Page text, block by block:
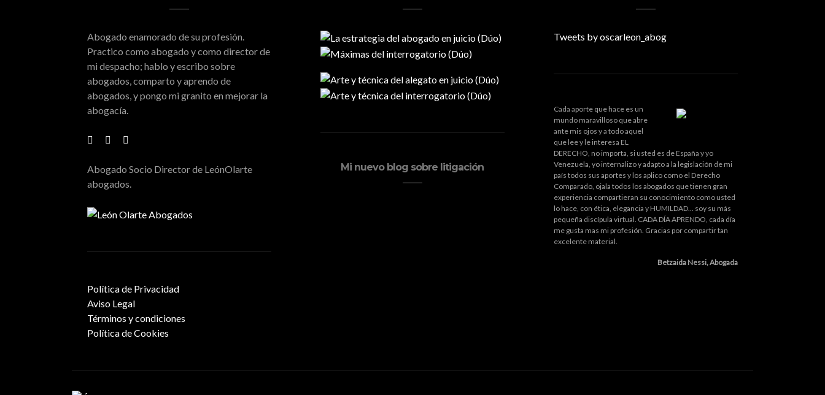
Abogado enamorado de su profesión.
Practico como abogado y como director de
mi despacho; hablo y escribo sobre
abogados, comparto y aprendo de
abogados, y pongo mi granito en mejorar la
abogacía.
Abogado Socio Director de LeónOlarte
abogados.
Política de Privacidad
Aviso Legal
Términos y condiciones
Política de Cookies
Mi nuevo blog sobre litigación
Tweets by oscarleon_abog
Cada aporte que hace es un
mundo maravilloso que abre
ante mis ojos y a todo aquel
que lee y le interesa EL
DERECHO, no importa, si usted es de España y yo
Venezuela, yo internalizo y adapto a la legislación de mi
país todos sus aportes y los aplico como el Derecho
Comparado, ojala todos los abogados que tienen gran
experiencia compartieran su conocimiento como usted
lo hace, con ética, elegancia y HUMILDAD... soy su más
pequeña discípula virtual. CADA DÍA APRENDO, cada día
me gusta mas mi profesión. Gracias por compartir tan
excelente material.
Betzaida Nessi, Abogada